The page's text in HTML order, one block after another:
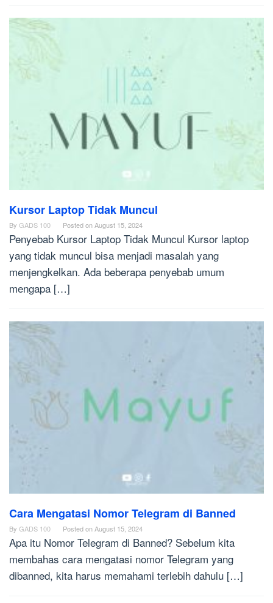
Kursor Laptop Tidak Muncul
By GADS 100 Posted onAugust 15, 2024
Penyebab Kursor Laptop Tidak Muncul Kursor laptop
yang tidak muncul bisa menjadi masalah yang
menjengkelkan. Ada beberapa penyebab umum
mengapa […]
Cara Mengatasi Nomor Telegram di Banned
By GADS 100 Posted onAugust 15, 2024
Apa itu Nomor Telegram di Banned? Sebelum kita
membahas cara mengatasi nomor Telegram yang
dibanned, kita harus memahami terlebih dahulu […]